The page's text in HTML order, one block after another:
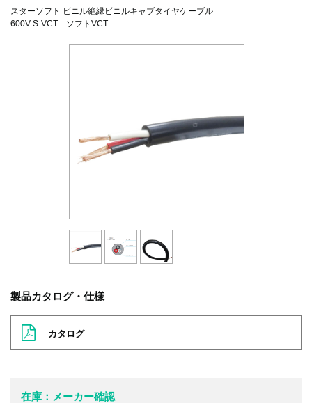
スターソフト ビニル絶縁ビニルキャブタイヤケーブル
600V S-VCT ソフトVCT
製品カタログ・仕様
カタログ
在庫：メーカー確認